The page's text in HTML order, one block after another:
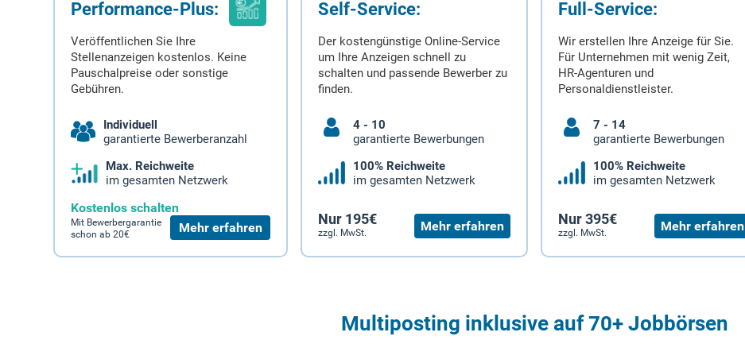
Performance-Plus:
Veröffentlichen Sie Ihre
Stellenanzeigen kostenlos. Keine
Pauschalpreise oder sonstige
Gebühren.
Individuell
garantierte Bewerberanzahl
Max. Reichweite
im gesamten Netzwerk
Kostenlos schalten
Mit Bewerbergarantie
schon ab 20€
Mehr erfahren
Self-Service:
Der kostengünstige Online-Service
um Ihre Anzeigen schnell zu
schalten und passende Bewerber zu
finden.
4 - 10
garantierte Bewerbungen
100% Reichweite
im gesamten Netzwerk
Nur 195€
zzgl. MwSt. Mehr erfahren
Full-Service:
Wir erstellen Ihre Anzeige für Sie.
Für Unternehmen mit wenig Zeit,
HR-Agenturen und
Personaldienstleister.
7 - 14
garantierte Bewerbungen
100% Reichweite
im gesamten Netzwerk
Nur 395€
zzgl. MwSt. Mehr erfahren
Multiposting inklusive auf 70+ Jobbörsen